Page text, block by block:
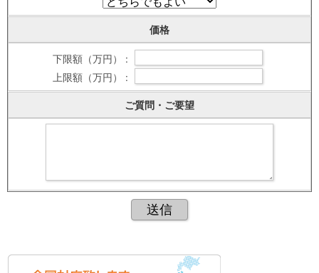
価格
下限額（万円） :
上限額（万円） :
ご質問・ご要望